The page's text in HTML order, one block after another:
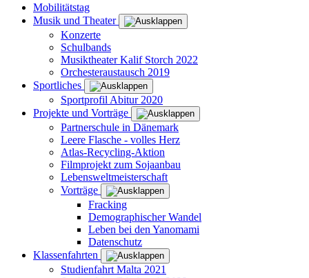
Mobilitätstag
Musik und Theater
Konzerte
Schulbands
Musiktheater Kalif Storch 2022
Orchesteraustausch 2019
Sportliches
Sportprofil Abitur 2020
Projekte und Vorträge
Partnerschule in Dänemark
Leere Flasche - volles Herz
Atlas-Recycling-Aktion
Filmprojekt zum Sojaanbau
Lebensweltmeisterschaft
Vorträge
Fracking
Demographischer Wandel
Leben bei den Yanomami
Datenschutz
Klassenfahrten
Studienfahrt Malta 2021